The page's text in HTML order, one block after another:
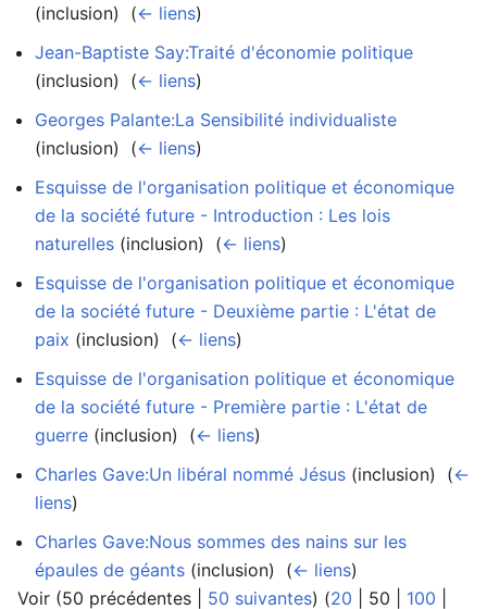
(inclusion) ‎ (← liens)
Jean-Baptiste Say:Traité d'économie politique
(inclusion) ‎ (← liens)
Georges Palante:La Sensibilité individualiste
(inclusion) ‎ (← liens)
Esquisse de l'organisation politique et économique
de la société future - Introduction : Les lois
naturelles (inclusion) ‎ (← liens)
Esquisse de l'organisation politique et économique
de la société future - Deuxième partie : L'état de
paix (inclusion) ‎ (← liens)
Esquisse de l'organisation politique et économique
de la société future - Première partie : L'état de
guerre (inclusion) ‎ (← liens)
Charles Gave:Un libéral nommé Jésus (inclusion) ‎ (←
liens)
Charles Gave:Nous sommes des nains sur les
épaules de géants (inclusion) ‎ (← liens)
Voir (50 précédentes 50 suivantes) (20 50 100